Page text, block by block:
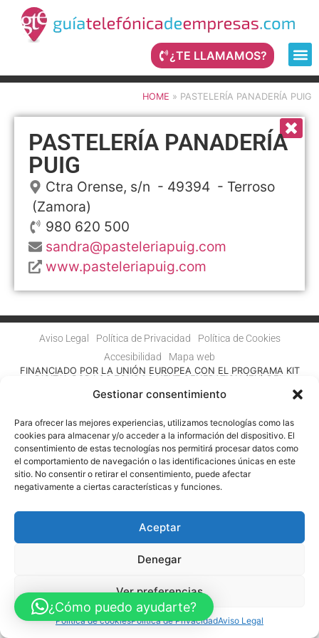
Gestionar consentimiento
Para ofrecer las mejores experiencias, utilizamos tecnologías como las
cookies para almacenar y/o acceder a la información del dispositivo. El
consentimiento de estas tecnologías nos permitirá procesar datos como
el comportamiento de navegación o las identificaciones únicas en este
sitio. No consentir o retirar el consentimiento, puede afectar
negativamente a ciertas características y funciones.
Aceptar
Denegar
Ver preferencias
Política de cookiesPolítica de PrivacidadAviso Legal
¿TE LLAMAMOS?
HOME » PASTELERÍA PANADERÍA PUIG
PASTELERÍA PANADERÍA
PUIG
Ctra Orense, s/n - 49394 - Terroso
(Zamora)
980 620 500
sandra@pasteleriapuig.com
www.pasteleriapuig.com
Aviso Legal Política de Privacidad
Política de Cookies
Accesibilidad
Mapa web
FINANCIADO POR LA UNIÓN EUROPEA CON EL PROGRAMA KIT
DIGITAL POR LOS FONDOS NEXT GENERATION (EU) DEL
MECANISMO DE RECUPERACIÓN Y RESILENCIA
© Guia Telefónica de Empresas – Todos los derechos reservados.
¿Cómo puedo ayudarte?